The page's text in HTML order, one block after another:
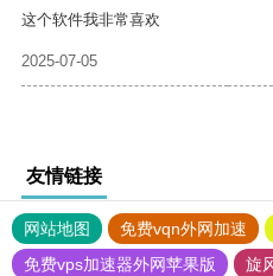
这个软件我非常喜欢
2025-07-05
友情链接
网站地图 免费vqn外网加速
免费vps加速器外网苹果版
旋